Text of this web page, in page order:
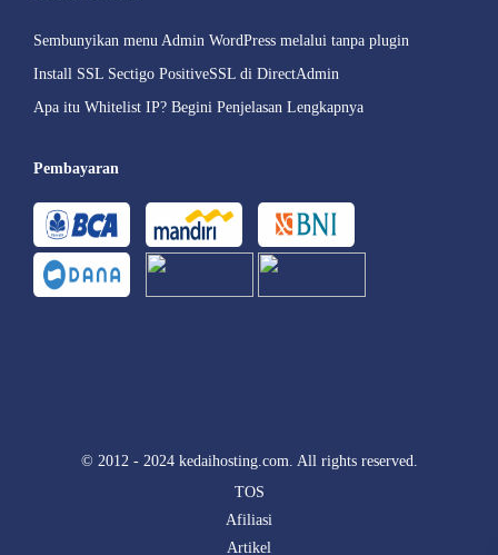
Sembunyikan menu Admin WordPress melalui tanpa plugin
Install SSL Sectigo PositiveSSL di DirectAdmin
Apa itu Whitelist IP? Begini Penjelasan Lengkapnya
Pembayaran
© 2012 - 2024 kedaihosting.com. All rights reserved.
TOS
Afiliasi
Artikel